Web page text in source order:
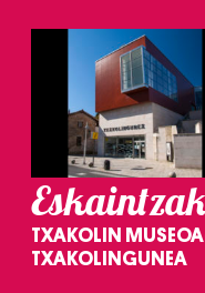
Eskaintzak
TXAKOLIN
TXAKOLINGUNEA